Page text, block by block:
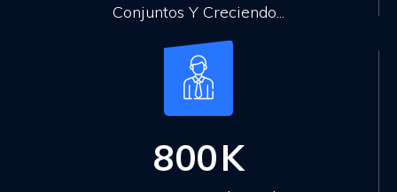
Conjuntos Y Creciendo...
800K